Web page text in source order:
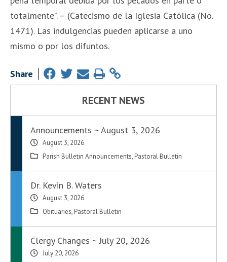
totalmente”. – (Catecismo de la Iglesia Católica (No.
1471). Las indulgencias pueden aplicarse a uno
mismo o por los difuntos.
Share
RECENT NEWS
Announcements ~ August 3, 2026
August 3, 2026
Parish Bulletin Announcements, Pastoral Bulletin
Dr. Kevin B. Waters
August 3, 2026
Obituaries, Pastoral Bulletin
Clergy Changes ~ July 20, 2026
July 20, 2026